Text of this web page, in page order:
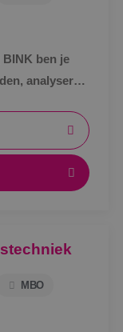
ben je
analyseren
MBO